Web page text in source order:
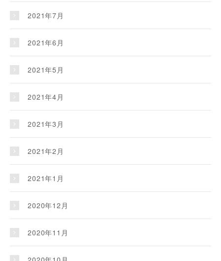
2021年7月
2021年6月
2021年5月
2021年4月
2021年3月
2021年2月
2021年1月
2020年12月
2020年11月